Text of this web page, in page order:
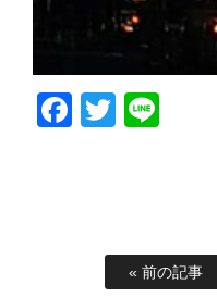
Facebook
Twitter
« 前の記事